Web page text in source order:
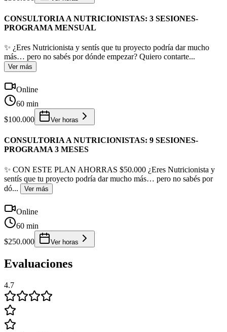
CONSULTORIA A NUTRICIONISTAS: 3 SESIONES-
PROGRAMA MENSUAL
✨ ¿Eres Nutricionista y sentís que tu proyecto podría dar mucho
más… pero no sabés por dónde empezar? Quiero contarte...
Ver más
Online
60 min
$100.000
Ver horas
CONSULTORIA A NUTRICIONISTAS: 9 SESIONES-
PROGRAMA 3 MESES
✨ CON ESTE PLAN AHORRAS $50.000 ¿Eres Nutricionista y
sentís que tu proyecto podría dar mucho más… pero no sabés por
dó... Ver más
Online
60 min
$250.000
Ver horas
Evaluaciones
4.7